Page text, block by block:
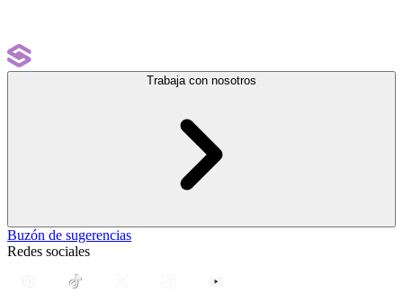
Trabaja con nosotros
Buzón de sugerencias
Redes sociales